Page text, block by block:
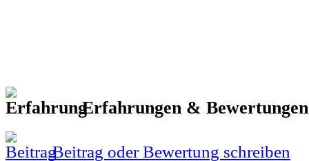
Erfahrungen &
Beitrag oder Bewertung schreiben